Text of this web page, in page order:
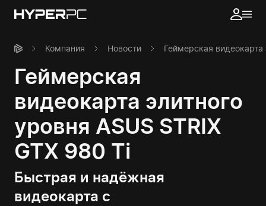
Компания Новости Геймерская видеокарта
Геймерская
видеокарта элитного
уровня ASUS STRIX
GTX 980 Ti
Быстрая и надёжная
видеокарта с